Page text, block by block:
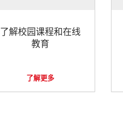
了解校园课程和在线
教育
了解更多